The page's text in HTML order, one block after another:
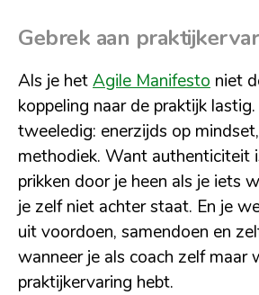
Gebrek aan
Als je hetAgile Manifesto niet
koppeling naar de praktijk
tweeledig: enerzijds op
methodiek. Want authenticiteit
prikken door je heen als je iets
je zelf niet achter staat. En je
uit voordoen, samendoen en
wanneer je als coach zelf maar
praktijkervaring hebt.